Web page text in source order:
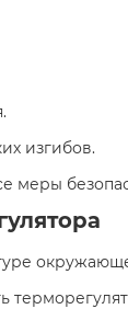
изгибов.
меры